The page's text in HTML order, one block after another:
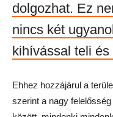
dolgozhat. Ez
nincs két
kihívással teli
Ehhez hozzájárul a
szerint a nagy